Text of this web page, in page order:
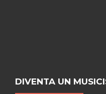
DIVENTA UN